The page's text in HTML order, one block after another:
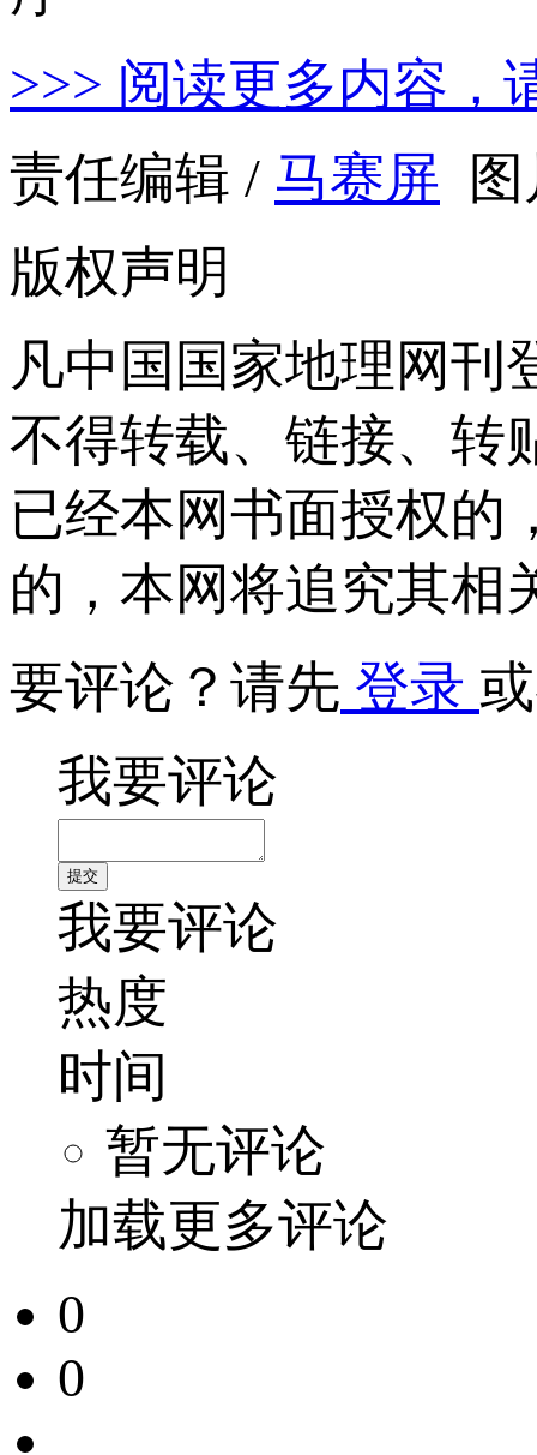
>>> 阅读更多内容，
责任编辑 / 马赛屏
版权声明
凡中国国家地理网刊
不得转载、链接、转
已经本网书面授权的
的，本网将追究其相
要评论？请先 登录
我要评论
我要评论
热度
时间
暂无评论
加载更多评论
0
0